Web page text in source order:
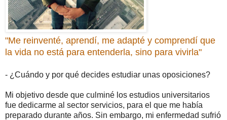
"Me reinventé, aprendí, me adapté y comprendí que
la vida no está para entenderla, sino para vivirla"
- ¿Cuándo y por qué decides estudiar unas oposiciones?
Mi objetivo desde que culminé los estudios universitarios
fue dedicarme al sector servicios, para el que me había
preparado durante años. Sin embargo, mi enfermedad sufrió